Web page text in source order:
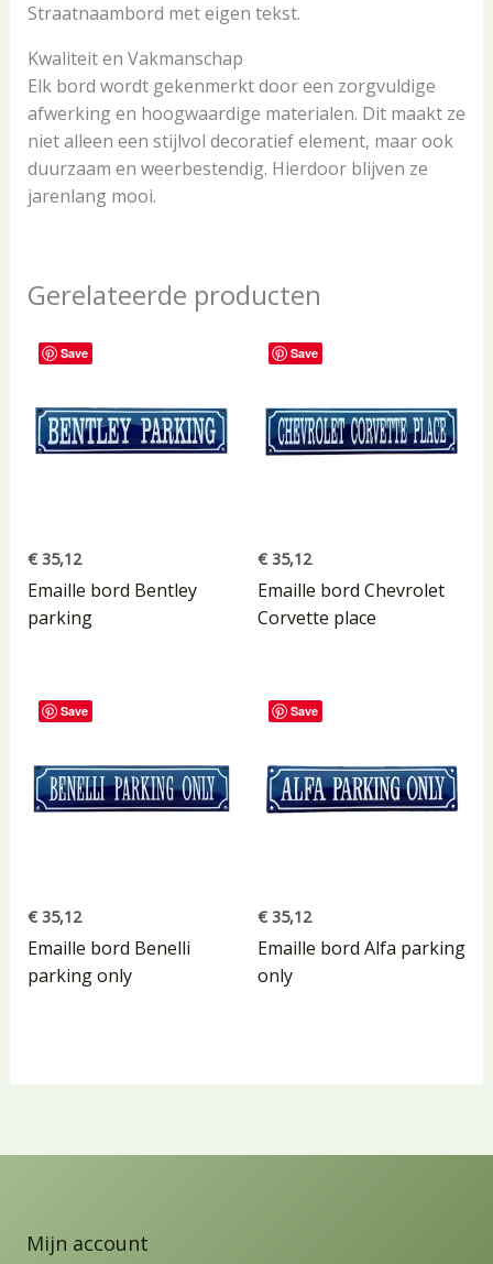
Straatnaambord met eigen tekst.
Kwaliteit en Vakmanschap
Elk bord wordt gekenmerkt door een zorgvuldige
afwerking en hoogwaardige materialen. Dit maakt ze
niet alleen een stijlvol decoratief element, maar ook
duurzaam en weerbestendig. Hierdoor blijven ze
jarenlang mooi.
Gerelateerde producten
Save
€35,12
Emaille bord Bentley
parking
Save
€ 35,12
Emaille bord Chevrolet
Corvette place
Save
€35,12
Emaille bord Benelli
parking only
Save
€ 35,12
Emaille bord Alfa parking
only
Mijn account